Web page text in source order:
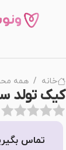
خانه همه
کیک تولد
تماس